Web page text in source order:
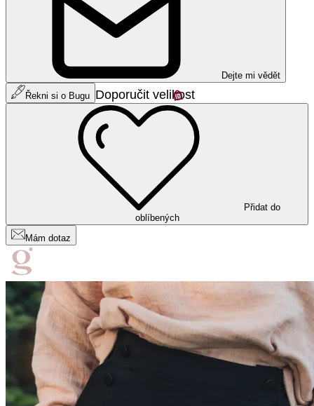
Dejte mi vědět
Řekni si o Bugu Doporučit velikost
Přidat do
oblíbených
Mám dotaz